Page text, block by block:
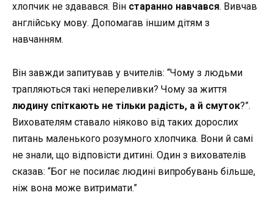
хлопчик не здавався. Він старанно навчався. Вивчав
англійську мову. Допомагав іншим дітям з
навчанням.
Він завжди запитував у вчителів: “Чому з людьми
трапляються такі непереливки? Чому за життя
людину спіткають не тільки радість, а й смуток?”.
Вихователям ставало ніяково від таких дорослих
питань маленького розумного хлопчика. Вони й самі
не знали, що відповісти дитині. Один з вихователів
сказав: “Бог не посилає людині випробувань більше,
ніж вона може витримати.”